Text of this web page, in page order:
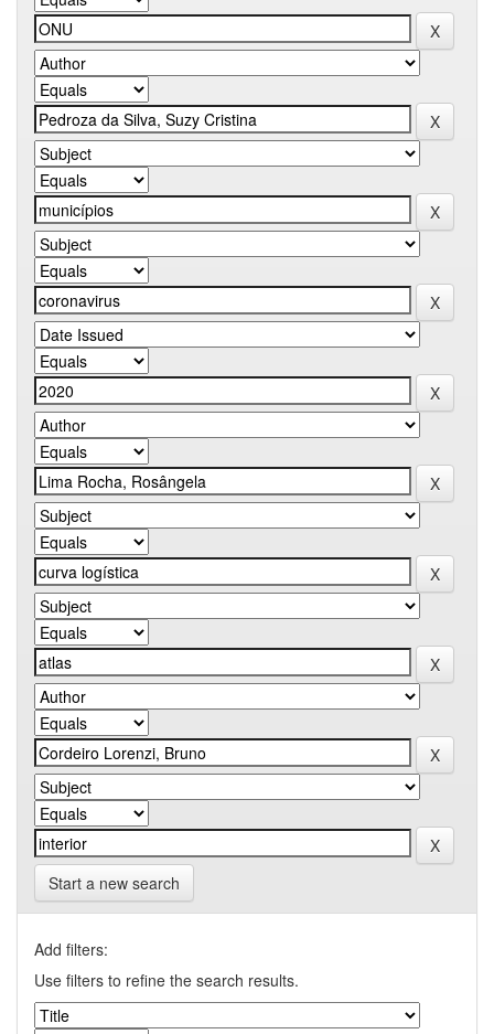
Start a new search
Add filters:
Use filters to refine the search results.